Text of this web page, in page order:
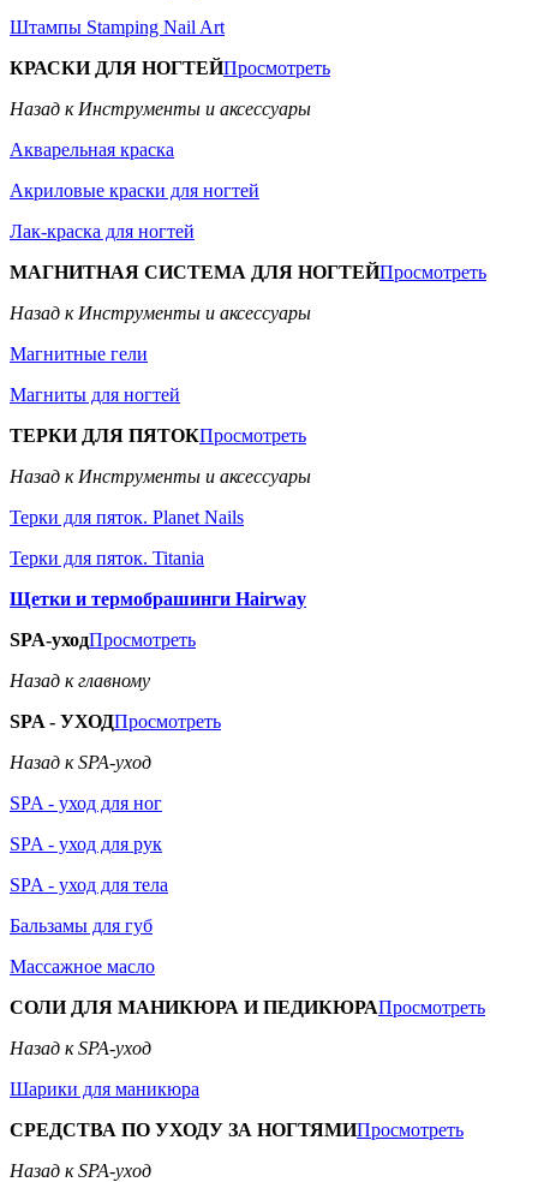
Штампы Stamping Nail Art
КРАСКИ ДЛЯ НОГТЕЙПросмотреть
Назад к Инструменты и аксессуары
Акварельная краска
Акриловые краски для ногтей
Лак-краска для ногтей
МАГНИТНАЯ СИСТЕМА ДЛЯ НОГТЕЙПросмотреть
Назад к Инструменты и аксессуары
Магнитные гели
Магниты для ногтей
ТЕРКИ ДЛЯ ПЯТОКПросмотреть
Назад к Инструменты и аксессуары
Терки для пяток. Planet Nails
Терки для пяток. Titania
Щетки и термобрашинги Hairway
SPA-уходПросмотреть
Назад к главному
SPA - УХОДПросмотреть
Назад к SPA-уход
SPA - уход для ног
SPA - уход для рук
SPA - уход для тела
Бальзамы для губ
Массажное масло
СОЛИ ДЛЯ МАНИКЮРА И ПЕДИКЮРАПросмотреть
Назад к SPA-уход
Шарики для маникюра
СРЕДСТВА ПО УХОДУ ЗА НОГТЯМИПросмотреть
Назад к SPA-уход